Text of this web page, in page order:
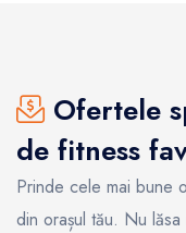
Ofertele
de fitness
Prinde cele mai bune
din orașul tău. Nu